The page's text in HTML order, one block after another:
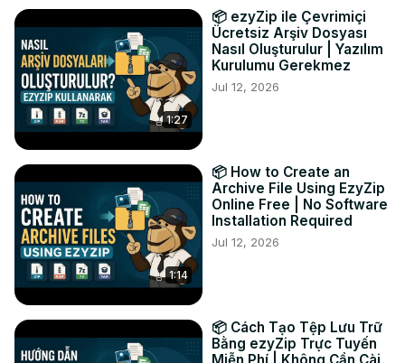
Clique em “Selecionar arquivo de vídeo para compactar”
para abrir o seletor de arquivos;
Arraste e solte o arquivo de vídeo diretamente no ezyZip.
2. Clique em “Converter para 1080p”. Isso iniciará o
processo de redução de escala, que levará algum tempo
para ser concluído.
3. Clique em "Salvar arquivo de VÍDEO" para salvar o
arquivo de VÍDEO reduzido na pasta de destino
selecionada.
#converter #vídeo #1080p
TWITTER:
https://twitter.com/ezyZip
FACEBOOK: https://www.facebook.com/ezyzip/
1:27
📦 ezyZip ile Çevrimiçi
Ücretsiz Arşiv Dosyası
Nasıl Oluşturulur | Yazılım
Kurulumu Gerekmez
Jul 12, 2026
1:14
📦 How to Create an
Archive File Using EzyZip
Online Free | No Software
Installation Required
Jul 12, 2026
📦 Cách Tạo Tệp Lưu Trữ
Bằng ezyZip Trực Tuyến